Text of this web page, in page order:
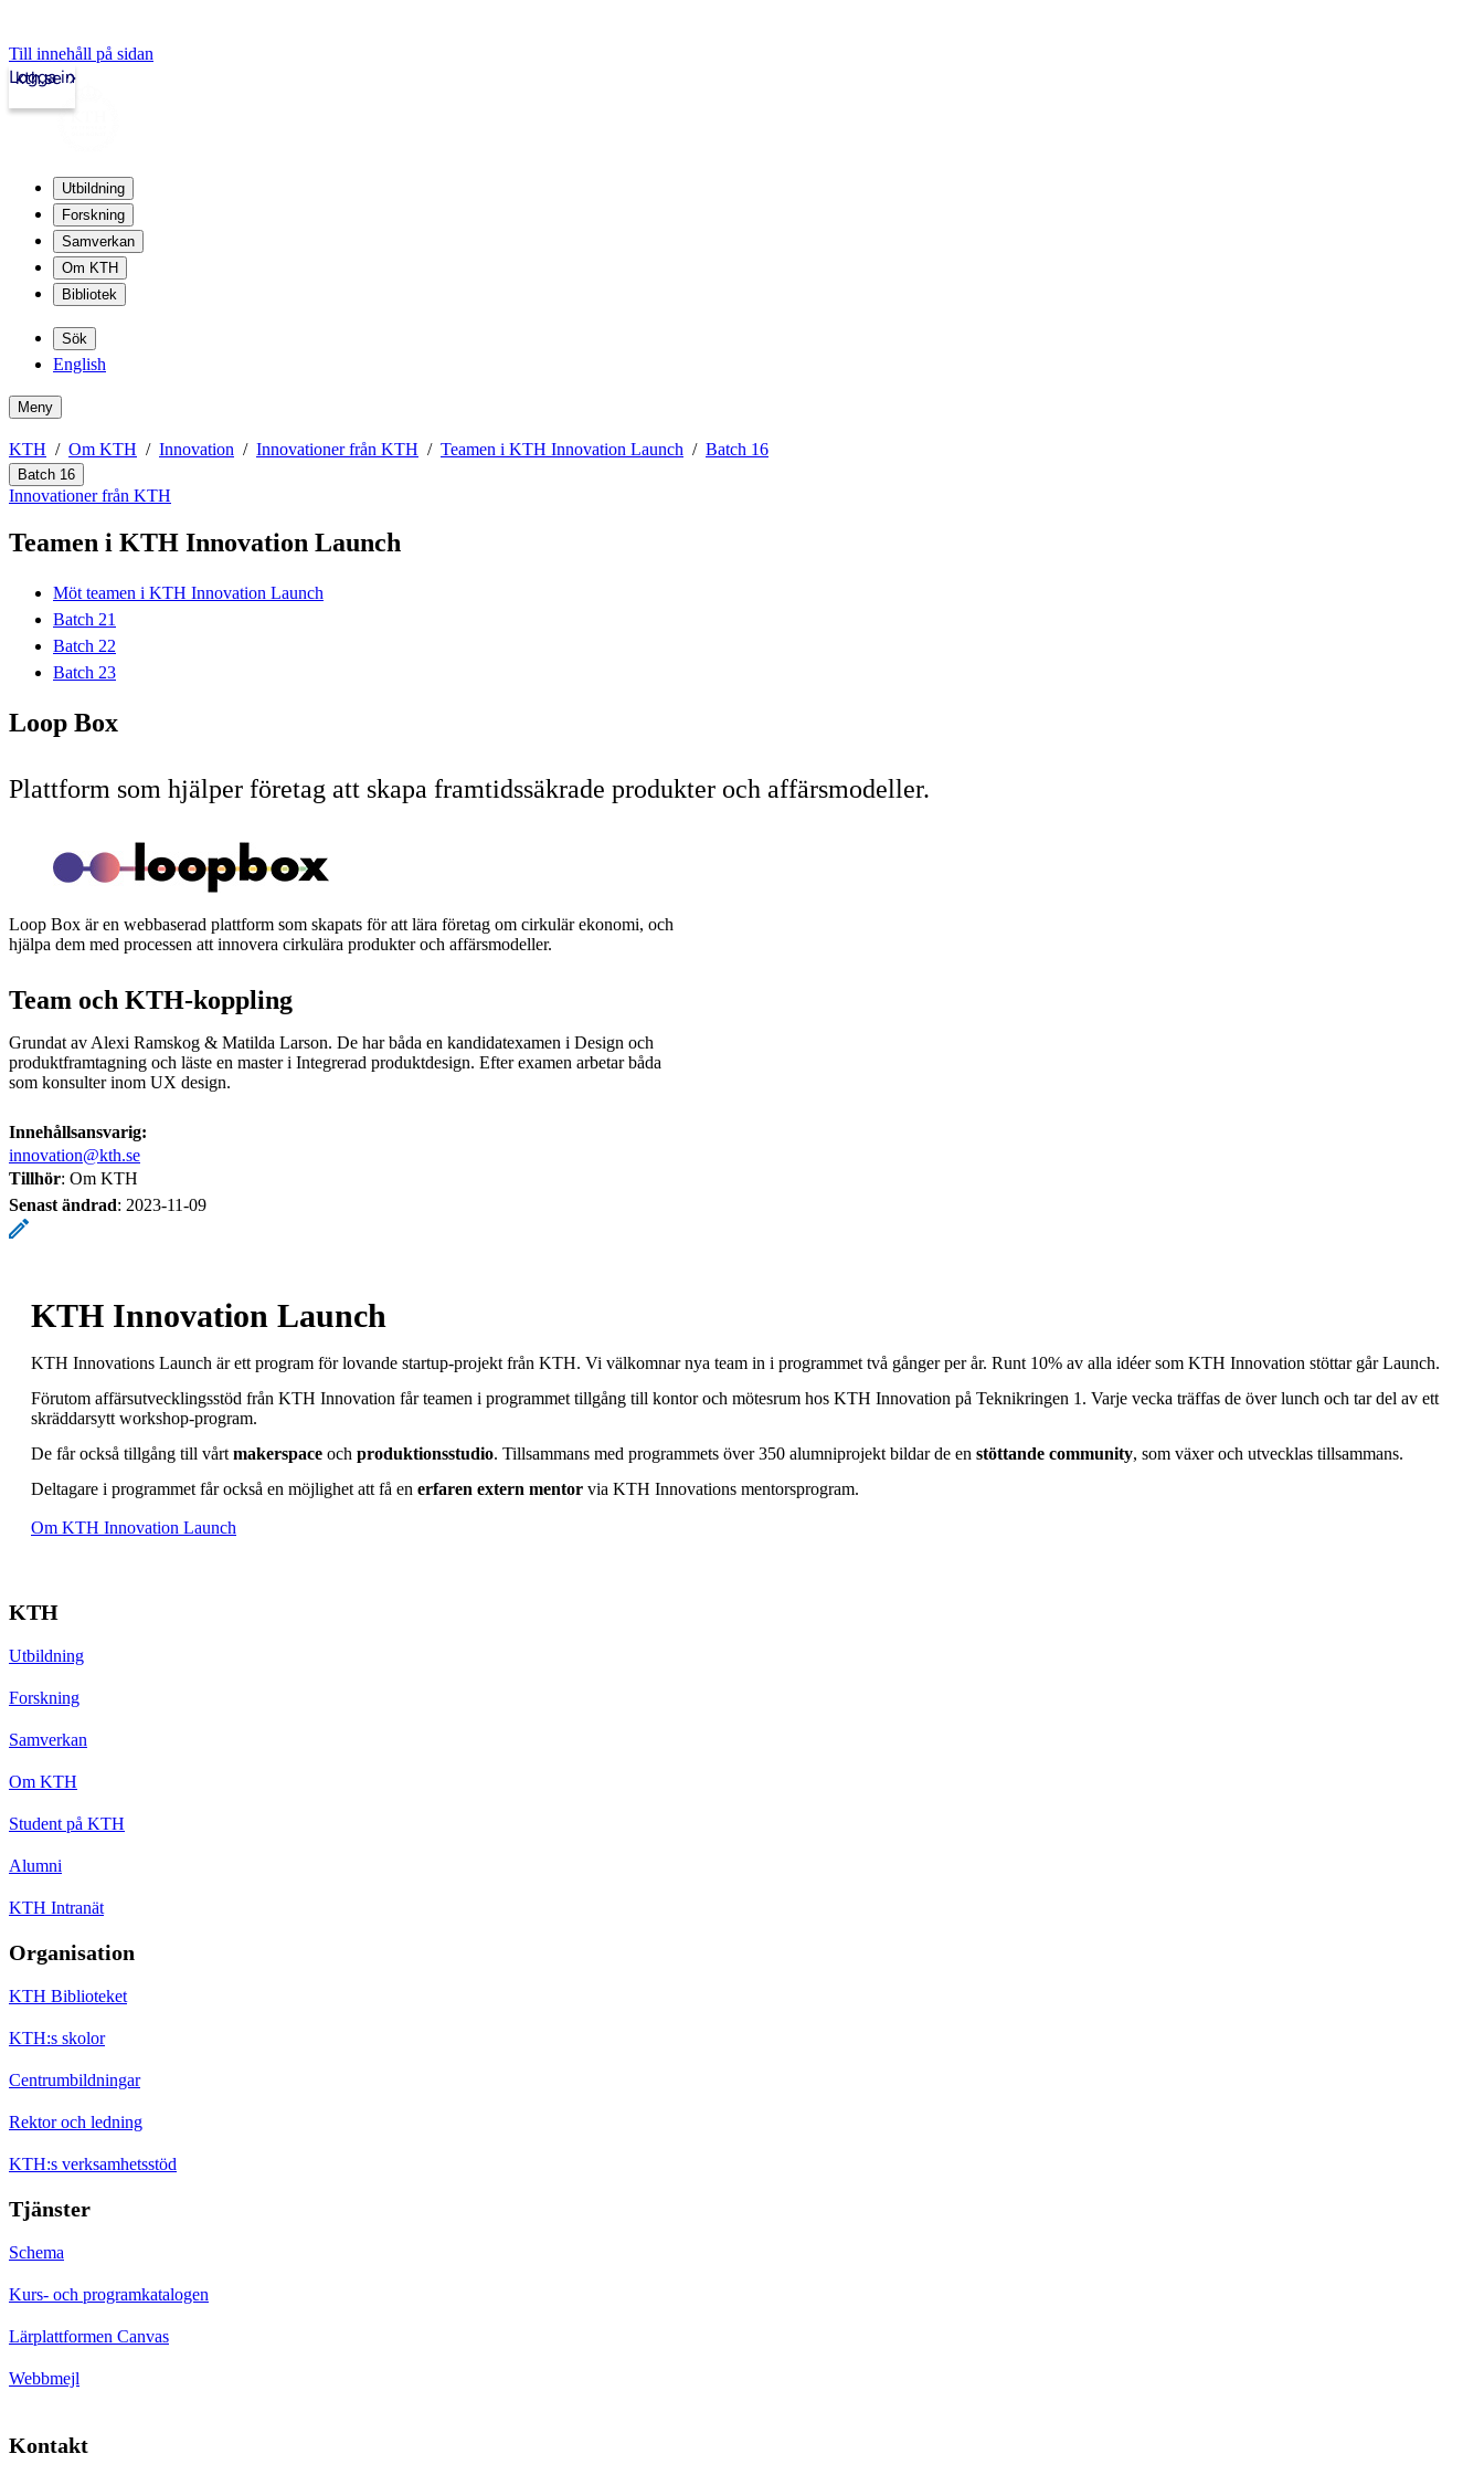
Till innehåll på sidan
kth.se
Logga in
Utbildning
Forskning
Samverkan
Om KTH
Bibliotek
Sök
English
Meny
KTH Om KTH Innovation Innovationer från KTH Teamen i KTH Innovation Launch Batch 16
Batch 16
Innovationer från KTH
Teamen i KTH Innovation Launch
Möt teamen i KTH Innovation Launch
Batch 21
Batch 22
Batch 23
Loop Box
Plattform som hjälper företag att skapa framtidssäkrade produkter och affärsmodeller.
Loop Box är en webbaserad plattform som skapats för att lära företag om cirkulär ekonomi, och
hjälpa dem med processen att innovera cirkulära produkter och affärsmodeller.
Team och KTH-koppling
Grundat av Alexi Ramskog & Matilda Larson. De har båda en kandidatexamen i Design och
produktframtagning och läste en master i Integrerad produktdesign. Efter examen arbetar båda
som konsulter inom UX design.
Innehållsansvarig:
innovation@kth.se
Tillhör: Om KTH
Senast ändrad: 2023-11-09
KTH Innovation Launch
KTH Innovations Launch är ett program för lovande startup-projekt från KTH. Vi välkomnar nya team in i programmet två gånger per år. Runt 10% av alla idéer som KTH Innovation stöttar går Launch.
Förutom affärsutvecklingsstöd från KTH Innovation får teamen i programmet tillgång till kontor och mötesrum hos KTH Innovation på Teknikringen 1. Varje vecka träffas de över lunch och tar del av ett
skräddarsytt workshop-program.
De får också tillgång till vårt makerspace och produktionsstudio. Tillsammans med programmets över 350 alumniprojekt bildar de en stöttande community, som växer och utvecklas tillsammans.
Deltagare i programmet får också en möjlighet att få en erfaren extern mentor via KTH Innovations mentorsprogram.
Om KTH Innovation Launch
KTH
Utbildning
Forskning
Samverkan
Om KTH
Student på KTH
Alumni
KTH Intranät
Organisation
KTH Biblioteket
KTH:s skolor
Centrumbildningar
Rektor och ledning
KTH:s verksamhetsstöd
Tjänster
Schema
Kurs- och programkatalogen
Lärplattformen Canvas
Webbmejl
Kontakt